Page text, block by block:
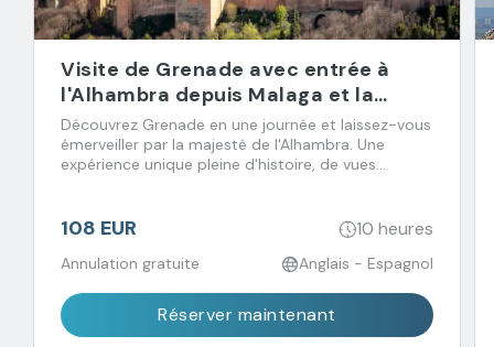
Visite de Grenade avec entrée à
l'Alhambra depuis Malaga et la
Costa del Sol
Découvrez Grenade en une journée et laissez-vous
émerveiller par la majesté de l'Alhambra. Une
expérience unique pleine d'histoire, de vues
108 EUR 10 heures
Annulation gratuite Anglais - Espagnol
Réserver maintenant